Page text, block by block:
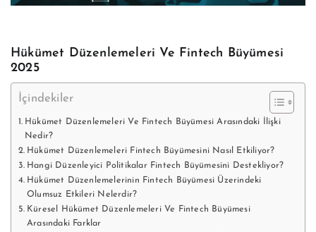
Hükümet Düzenlemeleri Ve Fintech Büyümesi
2025
İçindekiler
Hükümet Düzenlemeleri Ve Fintech Büyümesi Arasındaki İlişki
Nedir?
Hükümet Düzenlemeleri Fintech Büyümesini Nasıl Etkiliyor?
Hangi Düzenleyici Politikalar Fintech Büyümesini Destekliyor?
Hükümet Düzenlemelerinin Fintech Büyümesi Üzerindeki
Olumsuz Etkileri Nelerdir?
Küresel Hükümet Düzenlemeleri Ve Fintech Büyümesi
Arasındaki Farklar